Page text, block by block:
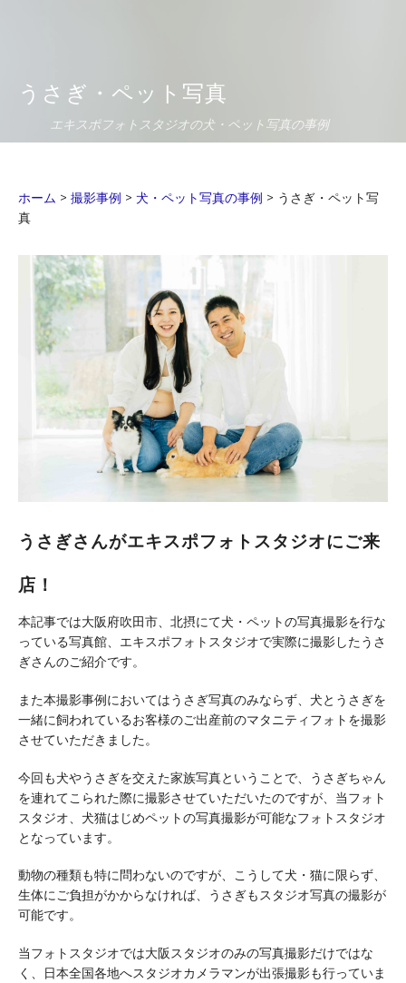
うさぎ・ペット写真
エキスポフォトスタジオの犬・ペット写真の事例
ホーム > 撮影事例 > 犬・ペット写真の事例 > うさぎ・ペット写
真
うさぎさんがエキスポフォトスタジオにご来
店！
本記事では大阪府吹田市、北摂にて犬・ペットの写真撮影を行な
っている写真館、エキスポフォトスタジオで実際に撮影したうさ
ぎさんのご紹介です。
また本撮影事例においてはうさぎ写真のみならず、犬とうさぎを
一緒に飼われているお客様のご出産前のマタニティフォトを撮影
させていただきました。
今回も犬やうさぎを交えた家族写真ということで、うさぎちゃん
を連れてこられた際に撮影させていただいたのですが、当フォト
スタジオ、犬猫はじめペットの写真撮影が可能なフォトスタジオ
となっています。
動物の種類も特に問わないのですが、こうして犬・猫に限らず、
生体にご負担がかからなければ、うさぎもスタジオ写真の撮影が
可能です。
当フォトスタジオでは大阪スタジオのみの写真撮影だけではな
く、日本全国各地へスタジオカメラマンが出張撮影も行っていま